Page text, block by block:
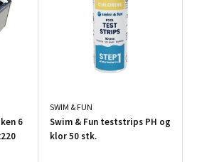
6
SWIM & FUN
Swim & Fun teststrips PH og
klor 50 stk.